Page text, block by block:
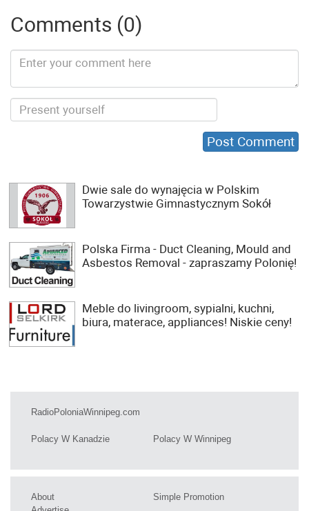
Comments (0)
Dwie sale do wynajęcia w Polskim
Towarzystwie Gimnastycznym Sokół
Polska Firma - Duct Cleaning, Mould and
Asbestos Removal - zapraszamy Polonię!
Meble do livingroom, sypialni, kuchni,
biura, materace, appliances! Niskie ceny!
RadioPoloniaWinnipeg.com
Polacy W Kanadzie Polacy W Winnipeg
About
Simple Promotion